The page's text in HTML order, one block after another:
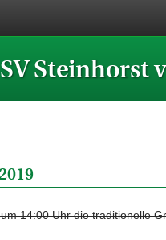
SV Steinhorst
14:00 Uhr die traditionelle